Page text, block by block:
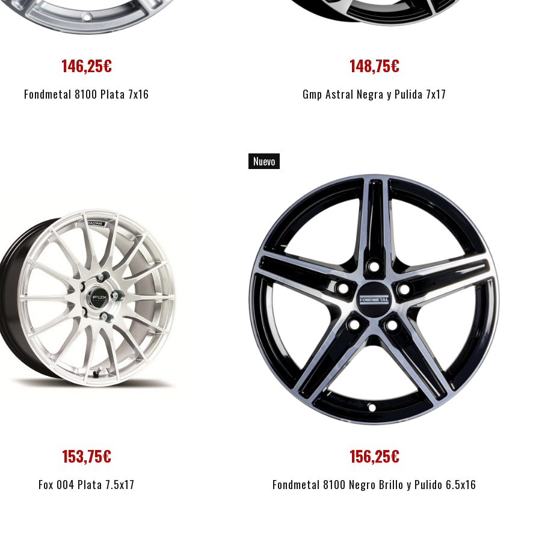
146,25€
Fondmetal 8100 Plata 7x16
AÑADIR AL CARRITO
148,75€
Gmp Astral Negra y Pulida 7x17
AÑADIR AL CARRITO
153,75€
Fox 004 Plata 7.5x17
AÑADIR AL CARRITO
Nuevo
156,25€
Fondmetal 8100 Negro Brillo y Pulido 6.5x16
AÑADIR AL CARRITO